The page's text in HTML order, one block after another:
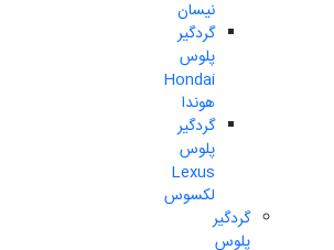
نیسان
گردگیر
پلوس
Hondai
هوندا
گردگیر
پلوس
Lexus
لکسوس
گردگیر
پلوس